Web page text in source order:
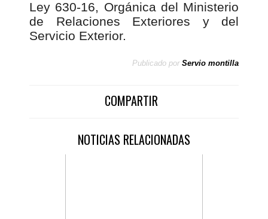
Ley 630-16, Orgánica del Ministerio
de Relaciones Exteriores y del
Servicio Exterior.
Publicado por Servio montilla
COMPARTIR
NOTICIAS RELACIONADAS